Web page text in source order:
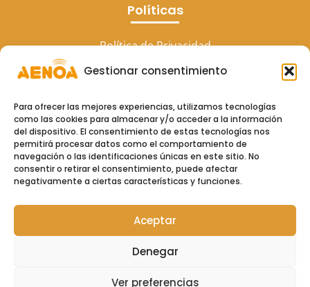
Gestionar consentimiento
Para ofrecer las mejores experiencias, utilizamos tecnologías
como las cookies para almacenar y/o acceder a la información
del dispositivo. El consentimiento de estas tecnologías nos
permitirá procesar datos como el comportamiento de
navegación o las identificaciones únicas en este sitio. No
consentir o retirar el consentimiento, puede afectar
negativamente a ciertas características y funciones.
Aceptar
Denegar
Ver preferencias
Políticas
Política de Privacidad
Aviso Legal
Política de cookies (UE)
Copyright © 2026